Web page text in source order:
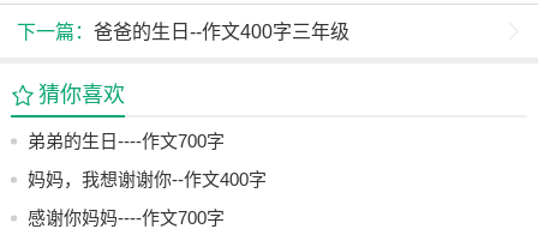
下一篇： 爸爸的生日--作文400字三年级
猜你喜欢
弟弟的生日----作文700字
妈妈，我想谢谢你--作文400字
感谢你妈妈----作文700字